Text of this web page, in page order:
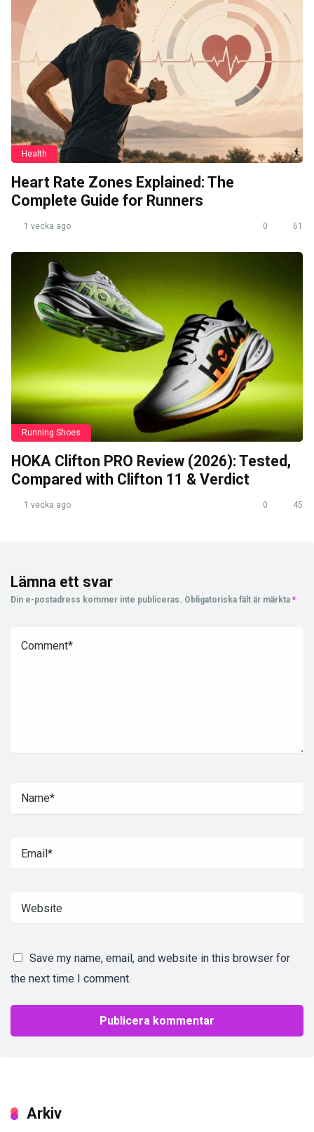
Health
Heart Rate Zones Explained: The
Complete Guide for Runners
1 vecka ago 0 61
Running Shoes
HOKA Clifton PRO Review (2026): Tested,
Compared with Clifton 11 & Verdict
1 vecka ago 0 45
Lämna ett svar
Din e-postadress kommer inte publiceras. Obligatoriska fält är märkta *
Save my name, email, and website in this browser for
the next time I comment.
Arkiv